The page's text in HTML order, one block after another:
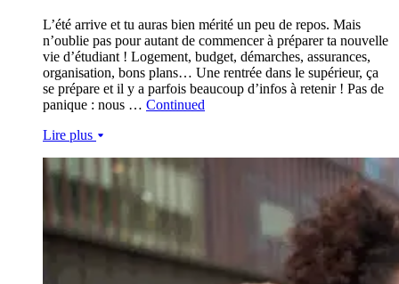
L’été arrive et tu auras bien mérité un peu de repos. Mais
n’oublie pas pour autant de commencer à préparer ta nouvelle
vie d’étudiant ! Logement, budget, démarches, assurances,
organisation, bons plans… Une rentrée dans le supérieur, ça
se prépare et il y a parfois beaucoup d’infos à retenir ! Pas de
panique : nous … Continued
Lire plus